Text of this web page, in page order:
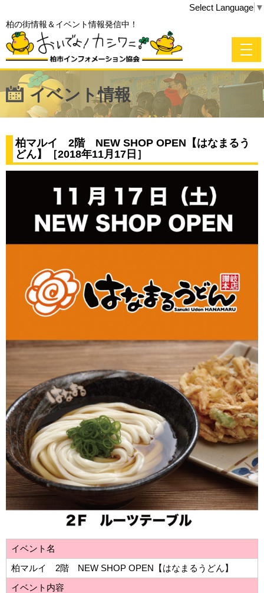
柏の街情報＆イベント情報発信中！
Select Language ▼
イベント情報
柏マルイ 2階 NEW SHOP OPEN【はなまるう
どん】［2018年11月17日］
イベント名
柏マルイ 2階 NEW SHOP OPEN【はなまるうどん】
イベント内容